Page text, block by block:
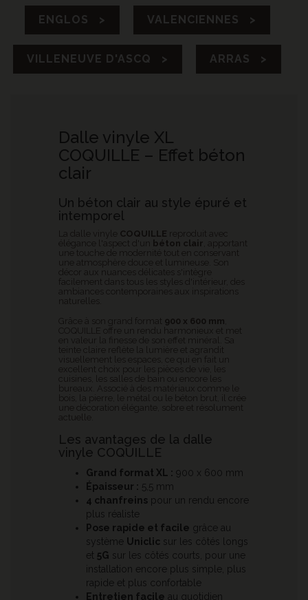
ENGLOS > VALENCIENNES >
VILLENEUVE D'ASCQ > ARRAS >
Dalle vinyle XL
COQUILLE – Effet béton
clair
Un béton clair au style épuré et
intemporel
La dalle vinyle COQUILLE reproduit avec
élégance l'aspect d'un
béton clair , apportant
une touche de modernité tout en conservant
une atmosphère douce et lumineuse. Son
décor aux nuances délicates s'intègre
facilement dans tous les styles d'intérieur, des
ambiances contemporaines aux inspirations
naturelles.
Grâce à son grand format 900 x 600 mm
COQUILLE offre un rendu harmonieux et met
en valeur la finesse de son effet minéral. Sa
teinte claire reflète la lumière et agrandit
visuellement les espaces, ce qui en fait un
excellent choix pour les pièces de vie, les
bureaux. Associé à des matériaux comme le
bois, la pierre, le métal ou le béton brut, il crée
une décoration élégante, sobre et résolument
actuelle.
Les avantages de la dalle
vinyle COQUILLE
Grand format XL : 900 x 600 mm
Épaisseur : 5,5 mm
4 chanfreins pour un rendu encore
plus réaliste
Pose rapide et facile grâce au
système Uniclic sur les côtés longs
et 5G sur les côtés courts, pour une
installation encore plus simple, plus
rapide et plus confortable
Entretien facile au quotidien